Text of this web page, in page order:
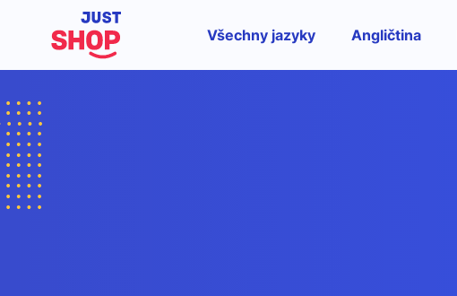
Všechny jazyky Angličtina